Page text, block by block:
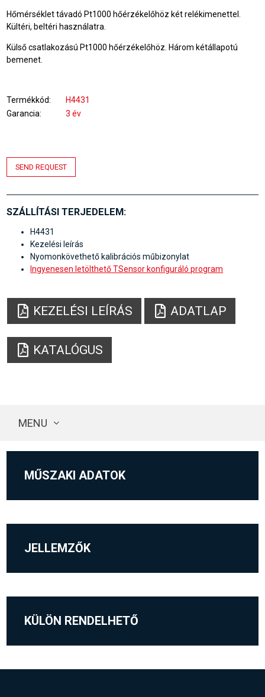
Hőmérséklet távadó Pt1000 hőérzékelőhöz két relékimenettel.
Kültéri, beltéri használatra.
Külső csatlakozású Pt1000 hőérzékelőhöz. Három kétállapotú
bemenet.
Termékkód
H4431
Garancia
3 év
SEND REQUEST
SZÁLLÍTÁSI TERJEDELEM:
H4431
Kezelési leírás
Nyomonkövethető kalibrációs műbizonylat
Ingyenesen letölthető TSensor konfiguráló program
KEZELÉSI LEÍRÁS ADATLAP
KATALÓGUS
MENU
MŰSZAKI ADATOK
JELLEMZŐK
KÜLÖN RENDELHETŐ